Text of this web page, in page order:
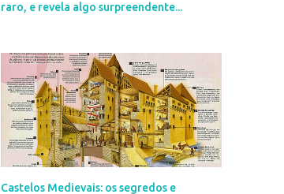
raro, e revela algo surpreendente...
Castelos Medievais: os segredos e